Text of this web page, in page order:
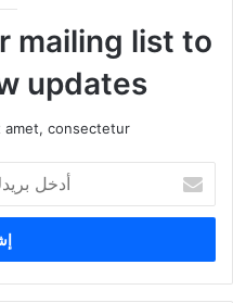
mailing list to
updates!
consectetur.
خ
ب
ر